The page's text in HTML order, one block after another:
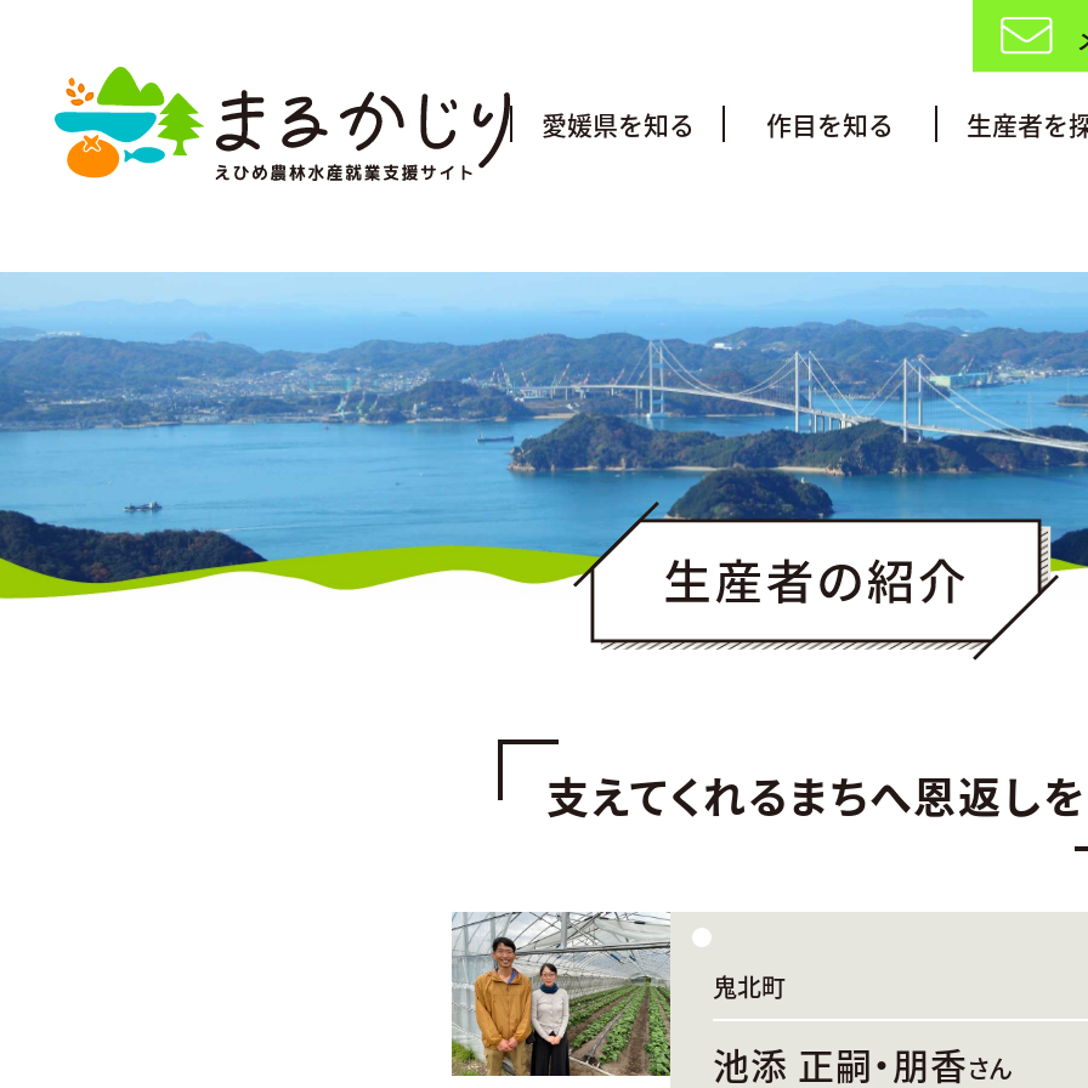
愛媛県を知る 作目を知る 生産者を
支えてくれるまちへ恩返しを
鬼北町
池添 正嗣・朋香さん